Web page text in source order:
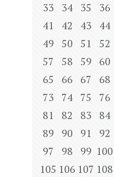
33
34 35 36
41
42 43 44
49
50 51 52
57
58 59 60
65
66 67 68
73
74 75 76
81
82 83 84
89
90 91 92
97
98 99 100
105 106 107 108